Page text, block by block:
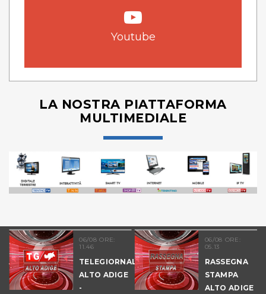
Youtube
LA NOSTRA PIATTAFORMA
MULTIMEDIALE
06/08 ORE:
11.46
TELEGIORNALE
ALTO ADIGE
-
06/08 ORE:
05.13
RASSEGNA
STAMPA
ALTO ADIGE